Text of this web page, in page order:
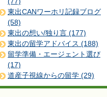
東出CANワーホリ記録ブログ
(58)
東出の想い/独り言 (177)
東出の留学アドバイス (188)
留学準備・エージェント選び
(17)
道産子視線からの留学 (29)